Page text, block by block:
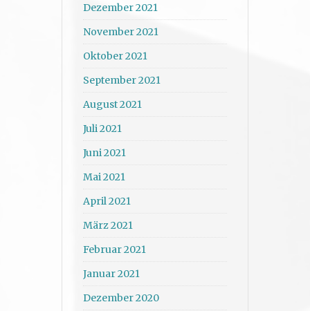
Dezember 2021
November 2021
Oktober 2021
September 2021
August 2021
Juli 2021
Juni 2021
Mai 2021
April 2021
März 2021
Februar 2021
Januar 2021
Dezember 2020